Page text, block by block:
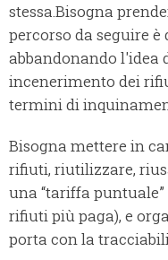
stessa.Bisogna
percorso da seguire è
abbandonando l'idea
incenerimento dei
termini di
Bisogna mettere in
rifiuti, riutilizzare,
una “tariffa
rifiuti più paga), e
porta con la